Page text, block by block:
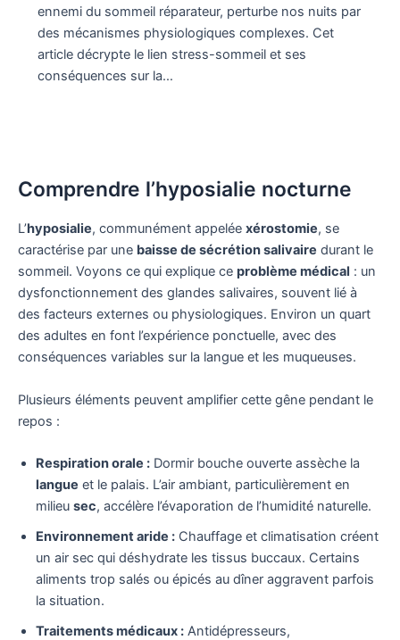
ennemi du sommeil réparateur, perturbe nos nuits par
des mécanismes physiologiques complexes. Cet
article décrypte le lien stress-sommeil et ses
conséquences sur la…
Comprendre l’hyposialie nocturne
L’hyposialie, communément appelée xérostomie, se
caractérise par une baisse de sécrétion salivaire durant le
sommeil. Voyons ce qui explique ce problème médical : un
dysfonctionnement des glandes salivaires, souvent lié à
des facteurs externes ou physiologiques. Environ un quart
des adultes en font l’expérience ponctuelle, avec des
conséquences variables sur la langue et les muqueuses.
Plusieurs éléments peuvent amplifier cette gêne pendant le
repos :
Respiration orale : Dormir bouche ouverte assèche la
langue et le palais. L’air ambiant, particulièrement en
milieu sec, accélère l’évaporation de l’humidité naturelle.
Environnement aride : Chauffage et climatisation créent
un air sec qui déshydrate les tissus buccaux. Certains
aliments trop salés ou épicés au dîner aggravent parfois
la situation.
Traitements médicaux : Antidépresseurs,